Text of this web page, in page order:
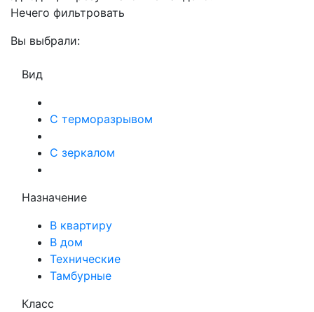
Нечего фильтровать
Вы выбрали:
Вид
С терморазрывом
С зеркалом
Назначение
В квартиру
В дом
Технические
Тамбурные
Класс